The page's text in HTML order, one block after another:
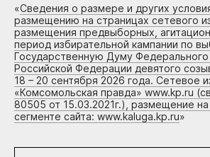
«Сведения о размере и других
размещению на страницах сетевого
размещения предвыборных,
период избирательной кампании по
Государственную Думу
Российской Федерации девятого
18 – 20 сентября 2026 года. Сетевое
«Комсомольская правда» www.kp.ru
80505 от 15.03.2021г.), размещение
сегменте сайта: www.kaluga.kp.ru»